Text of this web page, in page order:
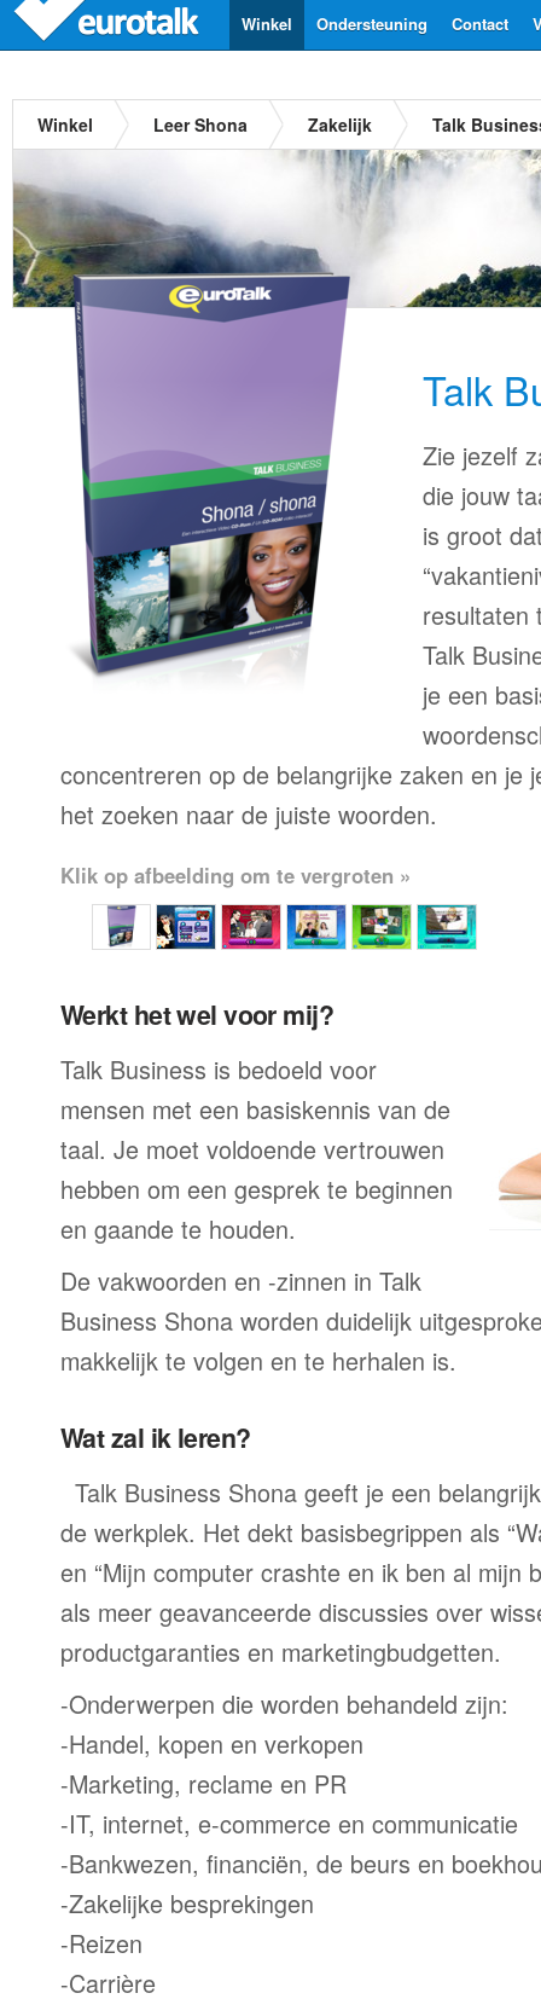
Contact
Ondersteuning
Winkel
Winkel Leer Shona Zakelijk Talk
Talk
Zie jezelf
die jouw
is groot
resultaten
Talk
je een
concentreren op de belangrijke zaken en je
het zoeken naar de juiste woorden.
Klik op afbeelding om te vergroten »
Werkt het wel voor mij?
Talk Business is bedoeld voor
mensen met een basiskennis van de
taal. Je moet voldoende vertrouwen
hebben om een gesprek te beginnen
en gaande te houden.
De vakwoorden en -zinnen in Talk
Business Shona worden duidelijk
makkelijk te volgen en te herhalen is.
Wat zal ik leren?
Talk Business Shona geeft je een
de werkplek. Het dekt basisbegrippen als
en “Mijn computer crashte en ik ben al mijn
als meer geavanceerde discussies over
productgaranties en marketingbudgetten.
-Onderwerpen die worden behandeld zijn:
-Handel, kopen en verkopen
-Marketing, reclame en PR
-IT, internet, e-commerce en communicatie
-Bankwezen, financiën, de beurs en
-Zakelijke besprekingen
-Reizen
-Carrière